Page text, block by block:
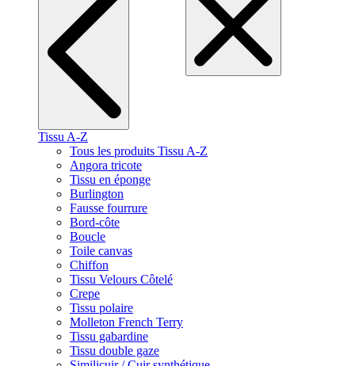
Tissu A-Z
Tous les produits Tissu A-Z
Angora tricote
Tissu en éponge
Burlington
Fausse fourrure
Bord-côte
Boucle
Toile canvas
Chiffon
Tissu Velours Côtelé
Crepe
Tissu polaire
Molleton French Terry
Tissu gabardine
Tissu double gaze